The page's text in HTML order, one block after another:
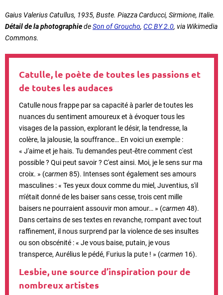
Gaius Valerius Catullus, 1935, Buste. Piazza Carducci, Sirmione, Italie.
Détail de la photographiedeSon of Groucho, CC BY 2.0, via Wikimedia
Commons.
Catulle, le poète de toutes les passions et
de toutes les audaces
Catulle nous frappe par sa capacité à parler de toutes les
nuances du sentiment amoureux et à évoquer tous les
visages de la passion, explorant le désir, la tendresse, la
colère, la jalousie, la souffrance… En voici un exemple :
« J'aime et je hais. Tu demandes peut-être comment c'est
possible ? Qui peut savoir ? C'est ainsi. Moi, je le sens sur ma
croix. » (carmen 85). Intenses sont également ses amours
masculines :« Tes yeux doux comme du miel, Juventius, s'il
m'était donné de les baiser sans cesse, trois cent mille
baisers ne pourraient assouvir mon amour… » (carmen 48).
Dans certains de ses textes en revanche, rompant avec tout
raffinement, il nous surprend par la violence de ses insultes
ou son obscénité : « Je vous baise, putain, je vous
transperce, Aurélius le pédé, Furius la pute ! » (carmen 16).
Lesbie, une source d’inspiration pour de
nombreux artistes